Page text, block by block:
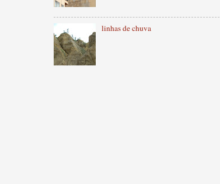
linhas de chuva